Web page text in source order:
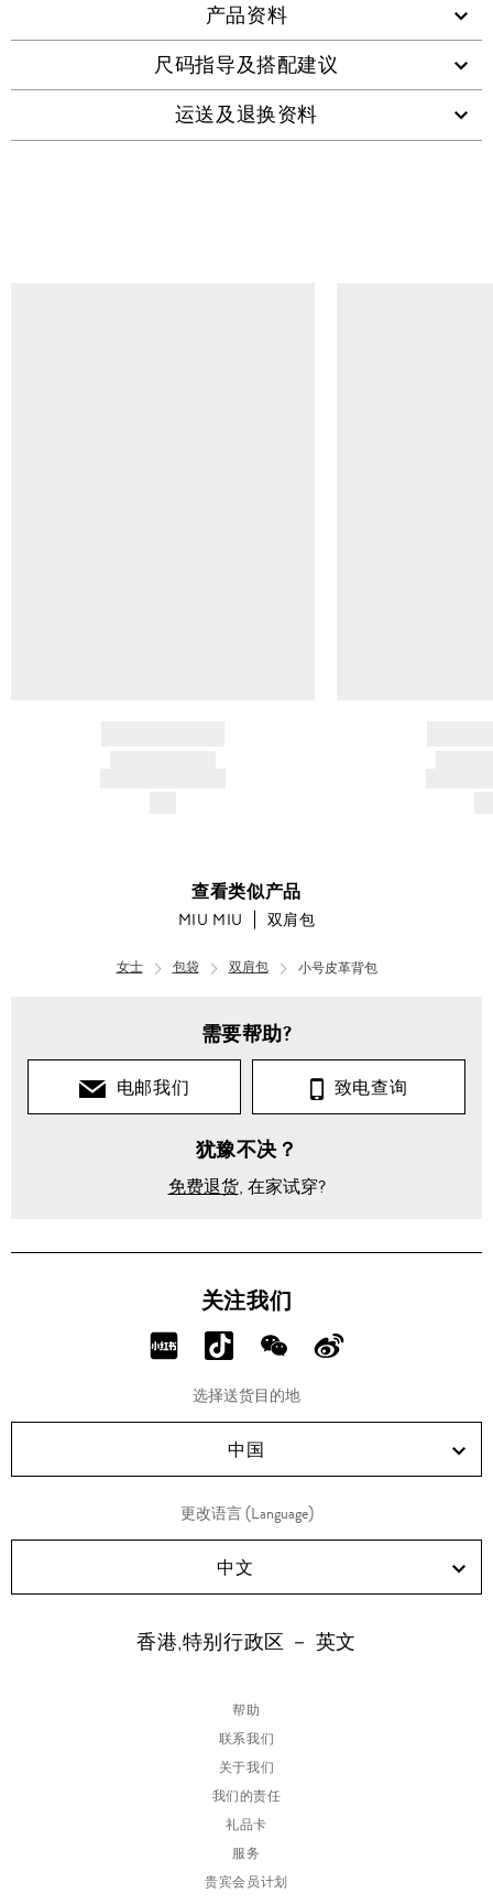
产品资料
尺码指导及搭配建议
运送及退换资料
查看类似产品
MIU MIU 双肩包
女士 包袋 双肩包 小号皮革背包
需要帮助?
电邮我们 致电查询
犹豫不决？
免费退货, 在家试穿?
关注我们
分
RED!
分
享
Douyin!
分
享
WeChat!
分
Weibo!
选择送货目的地
中国
更改语言 (Language)
中文
香港,特别行政区 － 英文
帮助
联系我们
关于我们
我们的责任
礼品卡
服务
贵宾会员计划